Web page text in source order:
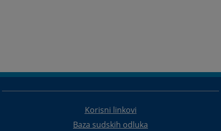
Korisni linkovi
Baza sudskih odluka